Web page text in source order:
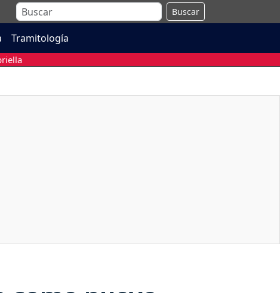
Buscar
Tramitología